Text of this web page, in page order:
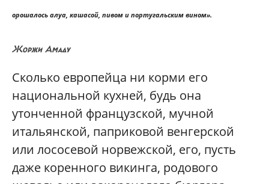
орошалось алуа, кашасой, пивом и португальским вином».
Жоржи Амаду
Сколько европейца ни корми его
национальной кухней, будь она
утонченной французской, мучной
итальянской, паприковой венгерской
или лососевой норвежской, его, пусть
даже коренного викинга, родового